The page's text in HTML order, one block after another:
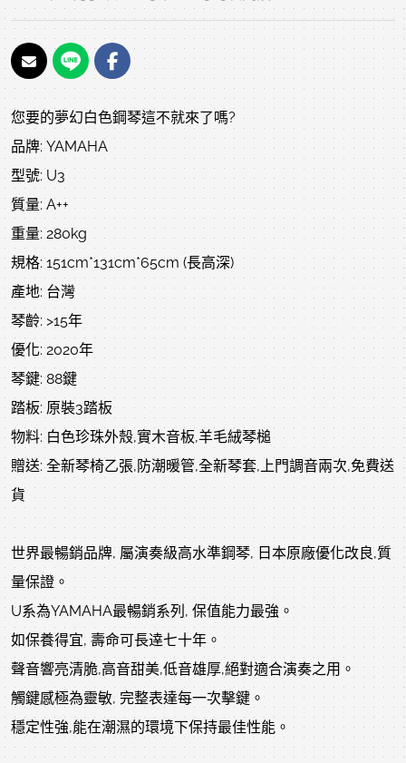
您要的夢幻白色鋼琴這不就來了嗎?
品牌: YAMAHA
型號: U3
質量: A++
重量: 280kg
規格: 151cm*131cm*65cm (長高深)
產地: 台灣
琴齡: >15年
優化: 2020年
琴鍵: 88鍵
踏板: 原裝3踏板
物料: 白色珍珠外殼,實木音板,羊毛絨琴槌
贈送: 全新琴椅乙張,防潮暖管,全新琴套,上門調音兩次,免費送
貨
世界最暢銷品牌, 屬演奏級高水準鋼琴, 日本原廠優化改良,質
量保證。
U系為YAMAHA最暢銷系列, 保值能力最強。
如保養得宜, 壽命可長逹七十年。
聲音響亮清脆,高音甜美,低音雄厚,絕對適合演奏之用。
觸鍵感極為靈敏, 完整表達每一次擊鍵。
穩定性強,能在潮濕的環境下保持最佳性能。